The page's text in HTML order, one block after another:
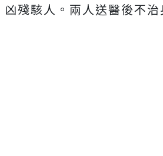
凶殘駭人。兩人送醫後不治